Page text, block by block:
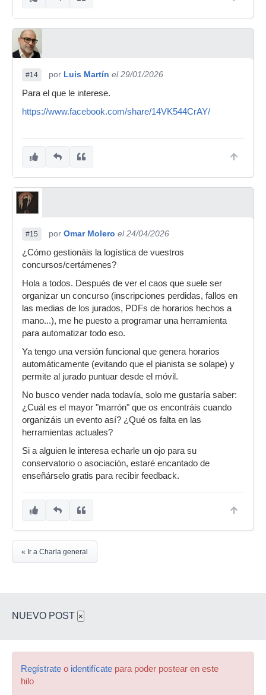
#14 por Luis Martín el 29/01/2026
Para el que le interese.
https://www.facebook.com/share/14VK544CrAY/
#15 por Omar Molero el 24/04/2026
¿Cómo gestionáis la logística de vuestros
concursos/certámenes?
Hola a todos. Después de ver el caos que suele ser
organizar un concurso (inscripciones perdidas, fallos en
las medias de los jurados, PDFs de horarios hechos a
mano...), me he puesto a programar una herramienta
para automatizar todo eso.
Ya tengo una versión funcional que genera horarios
automáticamente (evitando que el pianista se solape) y
permite al jurado puntuar desde el móvil.
No busco vender nada todavía, solo me gustaría saber:
¿Cuál es el mayor "marrón" que os encontráis cuando
organizáis un evento así? ¿Qué os falta en las
herramientas actuales?
Si a alguien le interesa echarle un ojo para su
conservatorio o asociación, estaré encantado de
enseñárselo gratis para recibir feedback.
« Ir a Charla general
NUEVO POST ×
Regístrate o identifícate para poder postear en este
hilo